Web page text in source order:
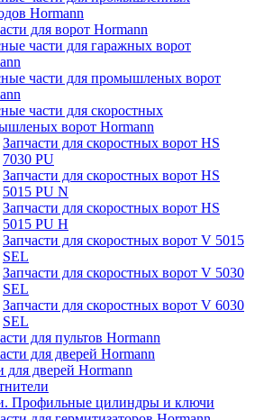
Hormann
для ворот Hormann
части для гаражных ворот
части для промышленых ворот
части для скоростных
ворот Hormann
Запчасти для скоростных ворот HS
7030 PU
Запчасти для скоростных ворот HS
5015 PU N
Запчасти для скоростных ворот HS
5015 PU H
Запчасти для скоростных ворот V 5015
SEL
Запчасти для скоростных ворот V 5030
SEL
Запчасти для скоростных ворот V 6030
SEL
для пультов Hormann
для дверей Hormann
для дверей Hormann
Профильные цилиндры и ключи